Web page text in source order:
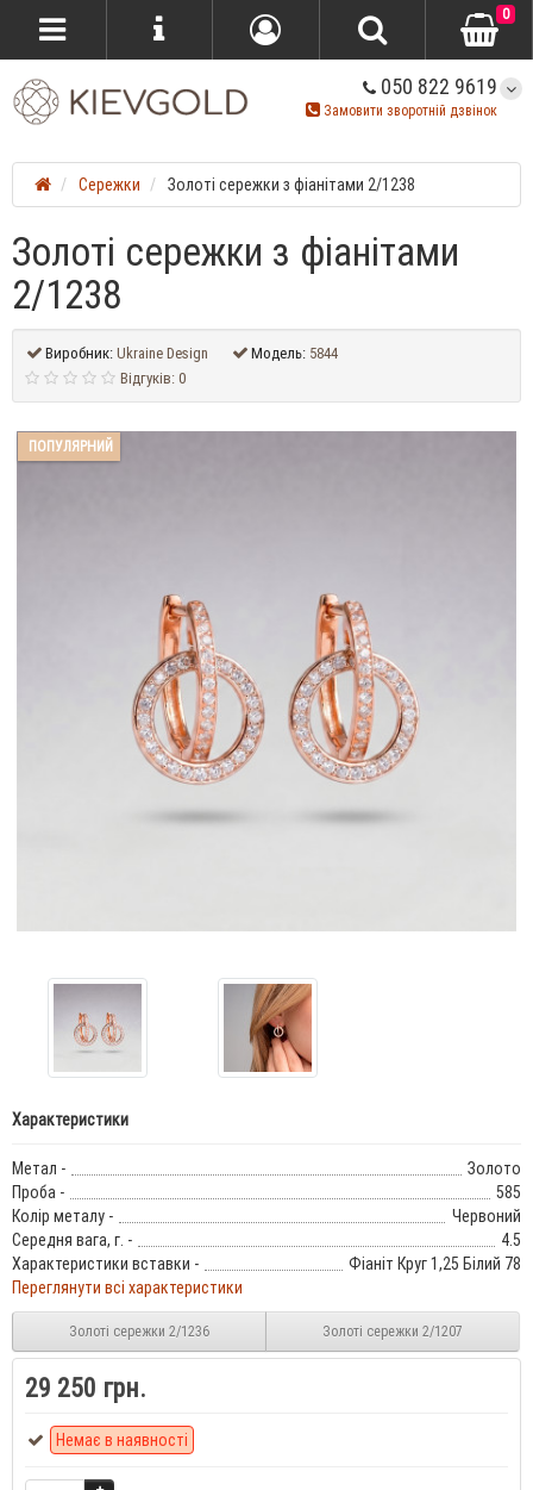
050 822 9619
Замовити зворотній дзвінок
0
Сережки Золоті сережки з фіанітами 2/1238
Золоті сережки з фіанітами
2/1238
Виробник:Ukraine Design Модель: 5844
Відгуків: 0
ПОПУЛЯРНИЙ
Характеристики
Метал -
Золото
Проба -
585
Колір металу -
Червоний
Середня вага, г. -
4.5
Характеристики вставки -
Фіаніт Круг 1,25 Білий 78
Переглянути всі характеристики
Золоті сережки 2/1236 Золоті сережки 2/1207
29 250 грн.
Немає в наявності